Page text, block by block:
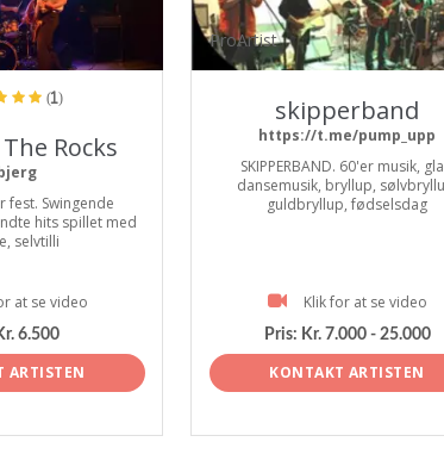
(1)
Rocks
fest. Swingende
hits spillet med
selvtilli
at se video
6.500
ARTISTEN
ProArtist
skipperband
https://t.me/pump_upp
SKIPPERBAND. 60'er musik,
dansemusik, bryllup,
guldbryllup, fødselsdag
Klik for at se video
Pris: Kr. 7.000 - 25.000
KONTAKT ARTISTEN